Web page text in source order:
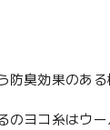
防臭効果のあ
ヨコ糸はウー